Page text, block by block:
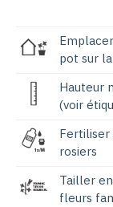
pot sur
Hauteur
(voir
Fertiliser
rosiers
Tailler
fleurs